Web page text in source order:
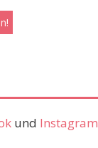
und Instagram